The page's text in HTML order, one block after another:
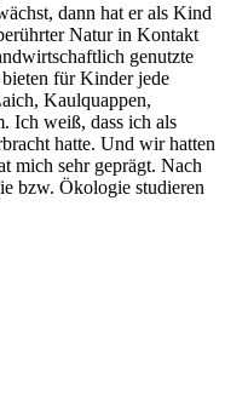
dann hat er als Kind
Natur in Kontakt
genutzte
für Kinder jede
Kaulquappen,
Ich weiß, dass ich als
hatte. Und wir hatten
mich sehr geprägt. Nach
bzw. Ökologie studieren